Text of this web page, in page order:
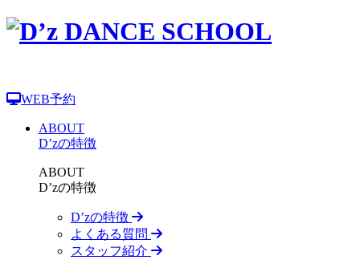
WEB予約
ABOUT
D’zの特徴
ABOUT
D’zの特徴
D’zの特徴
よくある質問
スタッフ紹介